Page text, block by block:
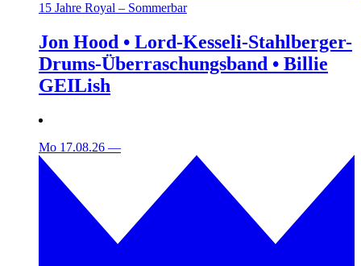
15 Jahre Royal – Sommerbar
Jon Hood • Lord-Kesseli-Stahlberger-
Drums-Überraschungsband • Billie
GEILish
Mo 17.08.26 —